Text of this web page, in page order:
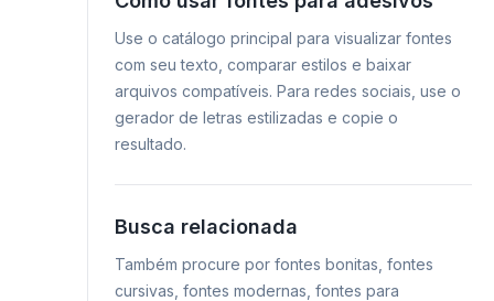
Use o catálogo principal para visualizar fontes
com seu texto, comparar estilos e baixar
arquivos compatíveis. Para redes sociais, use o
gerador de letras estilizadas e copie o
resultado.
Busca relacionada
Também procure por fontes bonitas, fontes
cursivas, fontes modernas, fontes para